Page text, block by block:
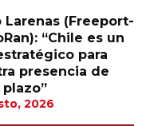
Larenas (Freeport-
“Chile es un
para
presencia de
2026